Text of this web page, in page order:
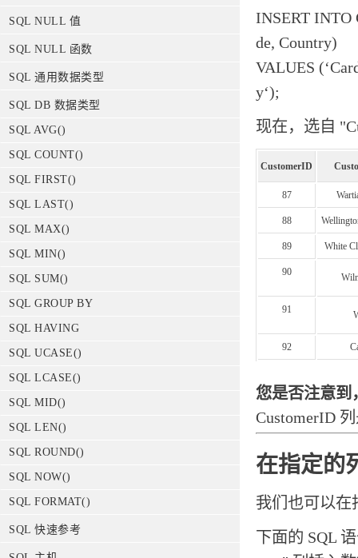
SQL NULL 值
SQL NULL 函数
SQL 通用数据类型
SQL DB 数据类型
SQL AVG()
SQL COUNT()
SQL FIRST()
SQL LAST()
SQL MAX()
SQL MIN()
SQL SUM()
SQL GROUP BY
SQL HAVING
SQL UCASE()
SQL LCASE()
SQL MID()
SQL LEN()
SQL ROUND()
SQL NOW()
SQL FORMAT()
SQL 快速参考
INSERT INTO
de, Country)
VALUES
y‘);
现在，选自
CustomerID
87
88
89 White
90
91
92
您是否注意到
CustomerID
在指定的
我们也可以在
下面的 SQL